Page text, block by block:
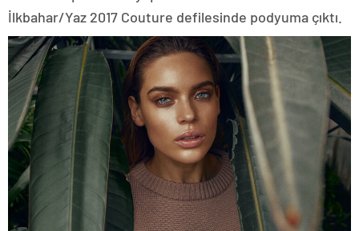
İlkbahar/Yaz 2017 Couture defilesinde podyuma çıktı.